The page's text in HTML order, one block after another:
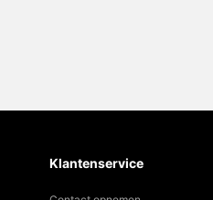
Klantenservice